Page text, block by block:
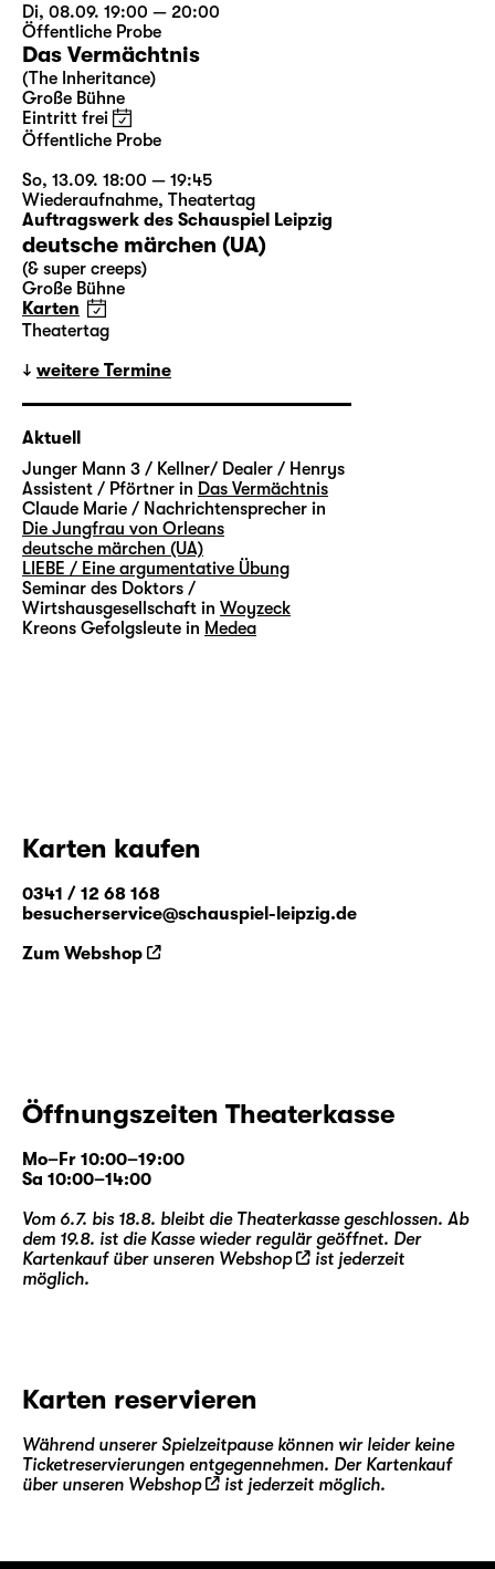
Di, 08.09. 19:00 — 20:00
Öffentliche Probe
Das Vermächtnis
(The Inheritance)
Große Bühne
Eintritt frei
Öffentliche Probe
So, 13.09. 18:00 — 19:45
Wiederaufnahme, Theatertag
Auftragswerk des Schauspiel Leipzig
deutsche märchen (UA)
(& super creeps)
Große Bühne
Karten
Theatertag
weitere Termine
Aktuell
Junger Mann 3 / Kellner/ Dealer / Henrys
Assistent / Pförtner in Das Vermächtnis
Claude Marie / Nachrichtensprecher in
Die Jungfrau von Orleans
deutsche märchen (UA)
LIEBE / Eine argumentative Übung
Seminar des Doktors /
Wirtshausgesellschaft in Woyzeck
Kreons Gefolgsleute in Medea
Karten kaufen
0341 / 12 68 168
besucherservice@schauspiel-leipzig.de
Zum Webshop
Öffnungszeiten Theaterkasse
Mo–Fr 10:00–19:00
Sa 10:00–14:00
Vom 6.7. bis 18.8. bleibt die Theaterkasse geschlossen. Ab
dem 19.8. ist die Kasse wieder regulär geöffnet. Der
Kartenkauf über unseren Webshop
ist jederzeit
möglich.
Karten reservieren
Während unserer Spielzeitpause können wir leider keine
Ticketreservierungen entgegennehmen. Der Kartenkauf
über unseren Webshop ist jederzeit möglich.